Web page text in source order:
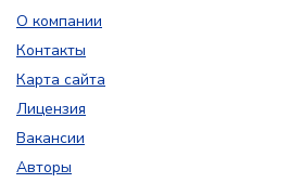
О компании
Контакты
Карта сайта
Лицензия
Вакансии
Авторы